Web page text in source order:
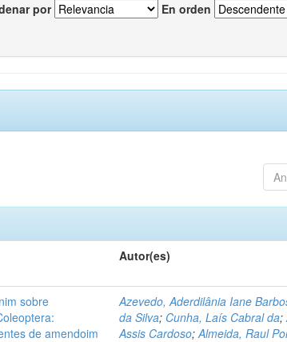
por En orden
Autor(es)
sobre
de amendoim
Azevedo, Aderdilânia Iane
da Silva; Cunha, Laís Cabral da;
Assis Cardoso;Almeida, Raul